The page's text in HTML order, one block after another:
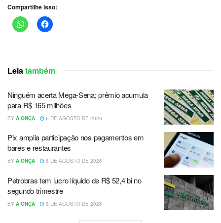
Compartilhe isso:
Leiatambém
Ninguém acerta Mega-Sena; prêmio acumula
para R$ 165 milhões
BY A ONÇA 6 DE AGOSTO DE 2026
Pix amplia participação nos pagamentos em
bares e restaurantes
BY A ONÇA 6 DE AGOSTO DE 2026
Petrobras tem lucro líquido de R$ 52,4 bi no
segundo trimestre
BY A ONÇA 6 DE AGOSTO DE 2026